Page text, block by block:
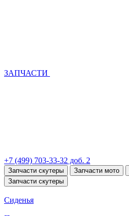
ЗАПЧАСТИ
+7 (499) 703-33-32 доб. 2
Запчасти скутеры Запчасти мото
Запчасти скутеры
Сиденья